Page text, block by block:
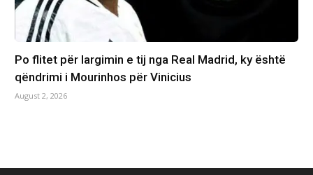
Po flitet për largimin e tij nga Real Madrid, ky është
qëndrimi i Mourinhos për Vinicius
August 2, 2026